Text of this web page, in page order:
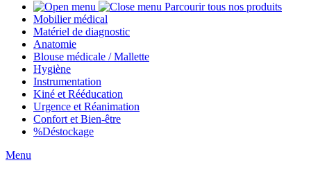
Parcourir tous nos produits
Mobilier médical
Matériel de diagnostic
Anatomie
Blouse médicale / Mallette
Hygiène
Instrumentation
Kiné et Rééducation
Urgence et Réanimation
Confort et Bien-être
%Déstockage
Menu